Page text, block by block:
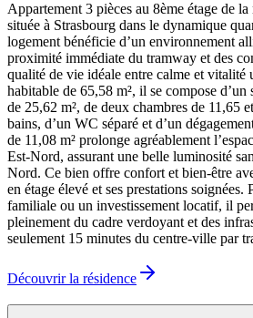
Appartement 3 pièces au 8ème étage de
située à Strasbourg dans le dynamique
logement bénéficie d’un environnement
proximité immédiate du tramway et des
qualité de vie idéale entre calme et vitalité
habitable de 65,58 m², il se compose
de 25,62 m², de deux chambres de 11,65
bains, d’un WC séparé et d’un
de 11,08 m² prolonge agréablement
Est-Nord, assurant une belle luminosité
Nord. Ce bien offre confort et bien-être
en étage élevé et ses prestations
familiale ou un investissement locatif, il
pleinement du cadre verdoyant et des
seulement 15 minutes du centre-ville par
Découvrir la résidence